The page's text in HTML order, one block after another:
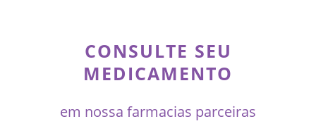
CONSULTE SEU
MEDICAMENTO
em nossa farmacias parceiras